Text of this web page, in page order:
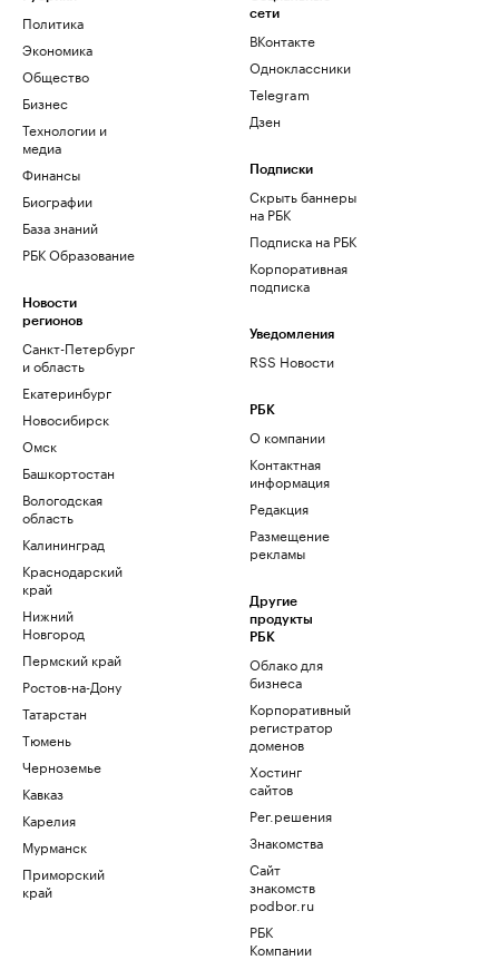
Политика
Экономика
Общество
Бизнес
Технологии и
медиа
Финансы
Биографии
База знаний
РБК Образование
Новости
регионов
Санкт-Петербург
и область
Екатеринбург
Новосибирск
Омск
Башкортостан
Вологодская
область
Калининград
Краснодарский
край
Нижний
Новгород
Пермский край
Ростов-на-Дону
Татарстан
Тюмень
Черноземье
Кавказ
Карелия
Мурманск
Приморский
край
сети
ВКонтакте
Одноклассники
Telegram
Дзен
Подписки
Скрыть баннеры
на РБК
Подписка на РБК
Корпоративная
подписка
Уведомления
RSS Новости
РБК
О компании
Контактная
информация
Редакция
Размещение
рекламы
Другие
продукты
РБК
Облако для
бизнеса
Корпоративный
регистратор
доменов
Хостинг
сайтов
Рег.решения
Знакомства
Сайт
знакомств
podbor.ru
РБК
Компании